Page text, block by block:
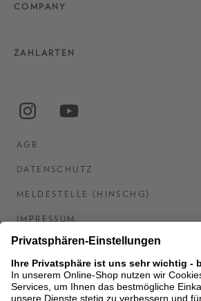
COMPANY
ZAHLARTEN
AGB
DATENSCHUTZ
MELDESTELLE (HINSCHG)
IMPRESSUM
BARRIEREFREIHEITSERKLÄRUNG
KONTAKT
COOKIES